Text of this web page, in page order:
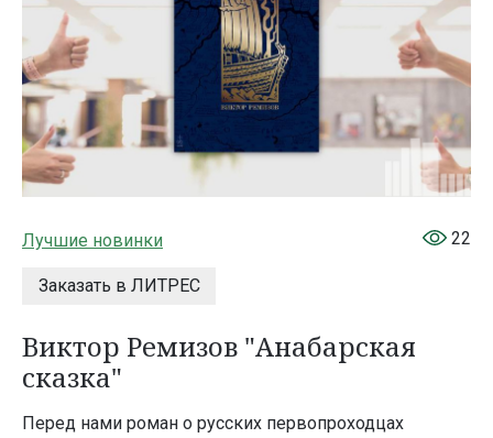
Лучшие новинки
Заказать в ЛИТРЕС
22
Виктор Ремизов "Анабарская
сказка"
Перед нами роман о русских первопроходцах